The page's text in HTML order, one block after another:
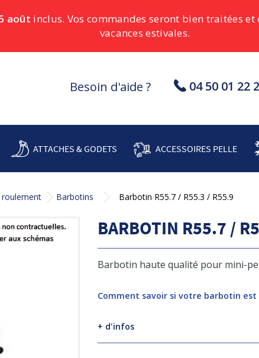
août inclus. Vos commandes seront bien traitées
vacances estivales.
Besoin d'aide ? 04 50 01 22
ATTACHES & GODETS ACCESSOIRES PELLE
roulement Barbotins Barbotin R55.7 / R55.3 / R55.9
BARBOTIN R55.7 /
Barbotin haute qualité pour mini-
Comment savoir si votre barbotin est
+ d'infos